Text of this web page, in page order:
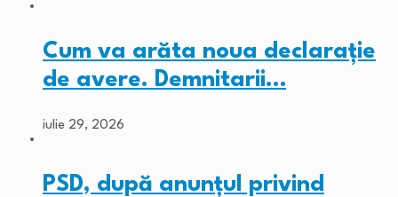
Cum va arăta noua declarație
de avere. Demnitarii…
iulie 29, 2026
PSD, după anunțul privind